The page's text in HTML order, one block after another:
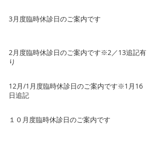
3月度臨時休診日のご案内です
2月度臨時休診日のご案内です※2／13追記有
り
12月/1月度臨時休診日のご案内です※1月16
日追記
１０月度臨時休診日のご案内です